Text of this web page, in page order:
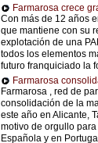
Farmarosa crece
Con más de 12 años
que mantiene con su
explotación de una
todos los elementos
futuro franquiciado la
Farmarosa
Farmarosa , red de
consolidación de la
este año en Alicante,
motivo de orgullo
Española y en